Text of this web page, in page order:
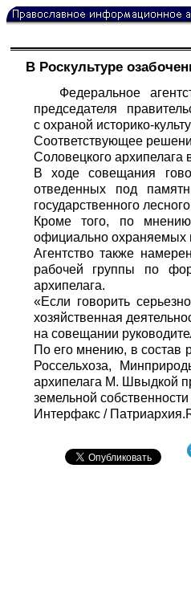
В Роскультуре
Федеральное
председателя
с охраной историко-
Соответствующее
Соловецкого архипелага
В ходе совещания
отведенных под
государственного
Кроме того, по мнению
официально охраняемых
Агентство также
рабочей группы по
архипелага.
«Если говорить
хозяйственная
на совещании
По его мнению, в состав
Россельхоза,
архипелага М. Швыдкой
земельной
Интерфакс/